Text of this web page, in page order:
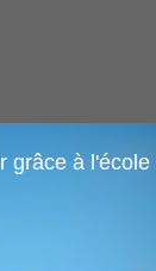
grâce à l'école